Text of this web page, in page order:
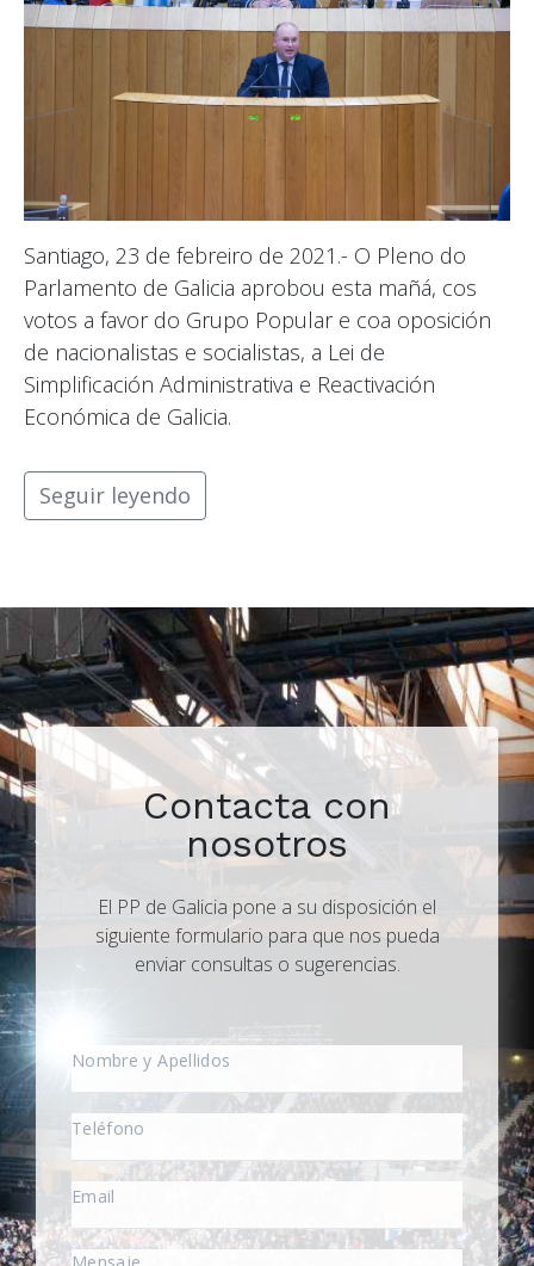
Santiago, 23 de febreiro de 2021.- O Pleno do
Parlamento de Galicia aprobou esta mañá, cos
votos a favor do Grupo Popular e coa oposición
de nacionalistas e socialistas, a Lei de
Simplificación Administrativa e Reactivación
Económica de Galicia.
Seguir leyendo
Contacta con
nosotros
El PP de Galicia pone a su disposición el
siguiente formulario para que nos pueda
enviar consultas o sugerencias.